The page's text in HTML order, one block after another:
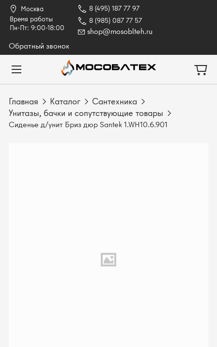
Москва
8 (495) 187 77 97
8 (985) 087 77 57
shop@mosoblteh.ru
Время работы
Пн-Пт: 9:00-18:00
Обратный звонок
Главная Каталог
Сантехника
Унитазы, бачки и сопутствующие товары
Сиденье д/унит Бриз дюр Santek 1.WH10.6.901